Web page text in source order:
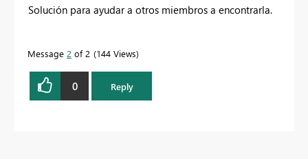
Solución para ayudar a otros miembros a encontrarla.
Message 2 of 2 144 Views
0 Reply